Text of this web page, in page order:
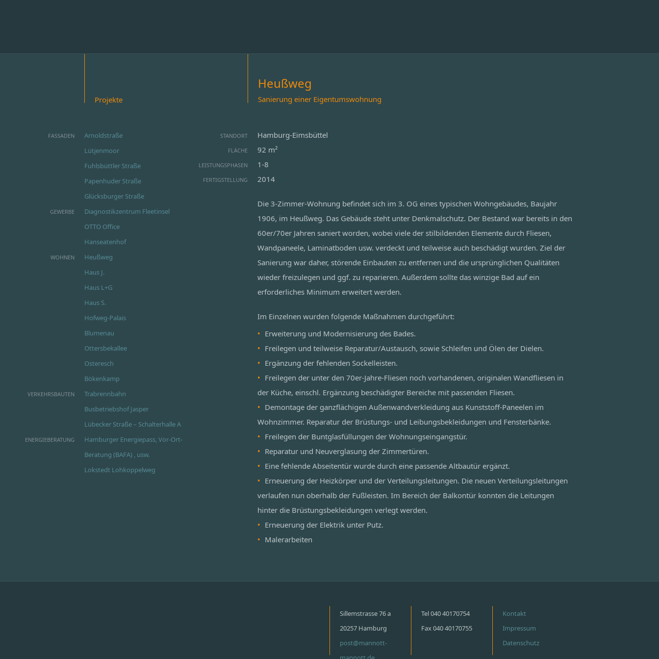
Projekte
FASSADEN
Arnoldstraße
Lütjenmoor
Fuhlsbüttler Straße
Papenhuder Straße
Glücksburger Straße
GEWERBE
Diagnostikzentrum Fleetinsel
OTTO Office
Hanseatenhof
WOHNEN
Heußweg
Haus J.
Haus L+G
Haus S.
Hofweg-Palais
Blumenau
Ottersbekallee
Osteresch
Bökenkamp
VERKEHRSBAUTEN
Trabrennbahn
Busbetriebshof Jasper
Lübecker Straße – Schalterhalle A
ENERGIEBERATUNG
Hamburger Energiepass, Vor-Ort-
Beratung (BAFA) , usw.
Lokstedt Lohkoppelweg
Heußweg
Sanierung einer Eigentumswohnung
STANDORT Hamburg-Eimsbüttel
FLÄCHE 92 m²
LEISTUNGSPHASEN 1-8
FERTIGSTELLUNG 2014
Die 3-Zimmer-Wohnung befindet sich im 3. OG eines typischen Wohngebäudes, Baujahr
1906, im Heußweg. Das Gebäude steht unter Denkmalschutz. Der Bestand war bereits in den
60er/70er Jahren saniert worden, wobei viele der stilbildenden Elemente durch Fliesen,
Wandpaneele, Laminatboden usw. verdeckt und teilweise auch beschädigt wurden. Ziel der
Sanierung war daher, störende Einbauten zu entfernen und die ursprünglichen Qualitäten
wieder freizulegen und ggf. zu reparieren. Außerdem sollte das winzige Bad auf ein
erforderliches Minimum erweitert werden.
Im Einzelnen wurden folgende Maßnahmen durchgeführt:
Erweiterung und Modernisierung des Bades.
Freilegen und teilweise Reparatur/Austausch, sowie Schleifen und Ölen der Dielen.
Ergänzung der fehlenden Sockelleisten.
Freilegen der unter den 70er-Jahre-Fliesen noch vorhandenen, originalen Wandfliesen in
der Küche, einschl. Ergänzung beschädigter Bereiche mit passenden Fliesen.
Demontage der ganzflächigen Außenwandverkleidung aus Kunststoff-Paneelen im
Wohnzimmer. Reparatur der Brüstungs- und Leibungsbekleidungen und Fensterbänke.
Freilegen der Buntglasfüllungen der Wohnungseingangstür.
Reparatur und Neuverglasung der Zimmertüren.
Eine fehlende Abseitentür wurde durch eine passende Altbautür ergänzt.
Erneuerung der Heizkörper und der Verteilungsleitungen. Die neuen Verteilungsleitungen
verlaufen nun oberhalb der Fußleisten. Im Bereich der Balkontür konnten die Leitungen
hinter die Brüstungsbekleidungen verlegt werden.
Erneuerung der Elektrik unter Putz.
Malerarbeiten
Sillemstrasse 76 a
20257 Hamburg
post@mannott-
Tel 040 40170754
Fax 040 40170755
Kontakt
Impressum
Datenschutz